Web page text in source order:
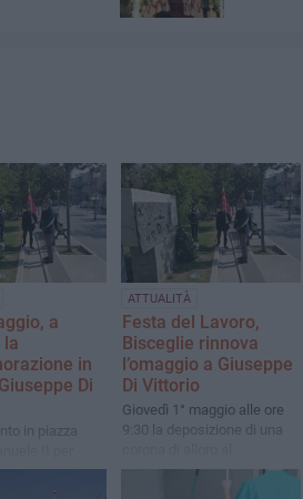
a
la
in
Di
in piazza
e i diritti
ATTUALITÀ
Festa del Lavoro,
Bisceglie rinnova
l’omaggio a Giuseppe
Di Vittorio
Giovedì 1° maggio alle ore
9:30 la deposizione di una
monumento dedicato al
sindacalista in piazza